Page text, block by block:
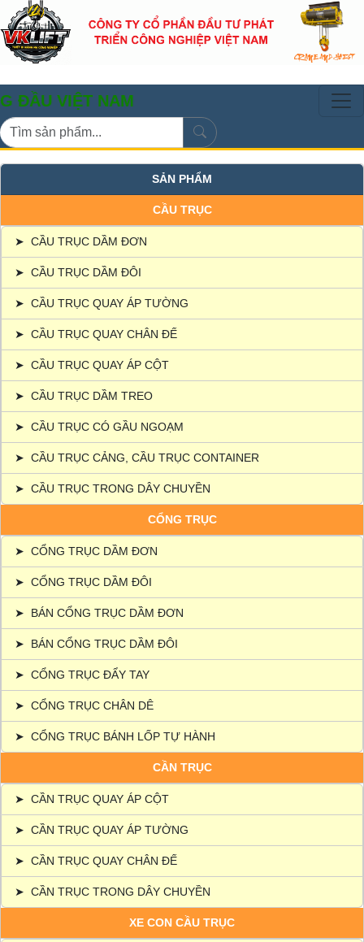
NAM
SẢN PHẨM
CẦU TRỤC
➤ CẦU TRỤC DẦM ĐƠN
➤ CẦU TRỤC DẦM ĐÔI
➤ CẦU TRỤC QUAY ÁP TƯỜNG
➤ CẦU TRỤC QUAY CHÂN ĐẾ
➤ CẦU TRỤC QUAY ÁP CỘT
➤ CẦU TRỤC DẦM TREO
➤ CẦU TRỤC CÓ GẦU NGOẠM
➤ CẦU TRỤC CẢNG, CẦU TRỤC CONTAINER
➤ CẦU TRỤC TRONG DÂY CHUYỀN
CỔNG TRỤC
➤ CỔNG TRỤC DẦM ĐƠN
➤ CỔNG TRỤC DẦM ĐÔI
➤ BÁN CỔNG TRỤC DẦM ĐƠN
➤ BÁN CỔNG TRỤC DẦM ĐÔI
➤ CỔNG TRỤC ĐẨY TAY
➤ CỔNG TRỤC CHÂN DÊ
➤ CỔNG TRỤC BÁNH LỐP TỰ HÀNH
CẦN TRỤC
➤ CẦN TRỤC QUAY ÁP CỘT
➤ CẦN TRỤC QUAY ÁP TƯỜNG
➤ CẦN TRỤC QUAY CHÂN ĐẾ
➤ CẦN TRỤC TRONG DÂY CHUYỀN
XE CON CẦU TRỤC